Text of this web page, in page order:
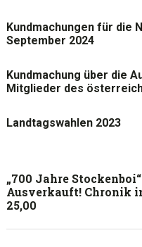
Kundmachungen für die
September 2024
Kundmachung über die
Mitglieder des
Landtagswahlen 2023
„700 Jahre
Ausverkauft! Chronik
25,00